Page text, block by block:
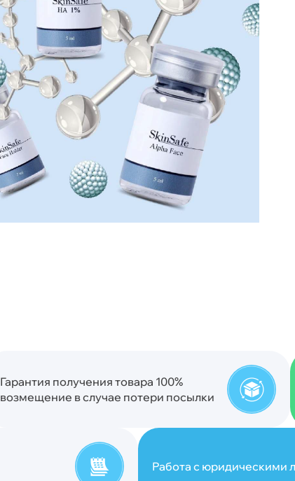
Гарантия получения товара 100%
возмещение в случае потери посылки
Работа с юридическими